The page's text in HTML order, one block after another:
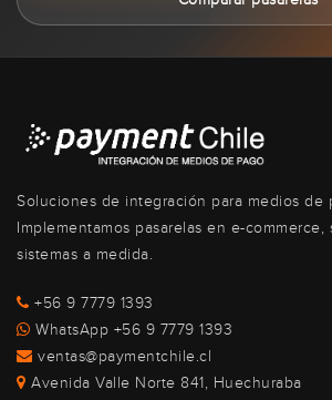
Soluciones de integración para medios de
Implementamos pasarelas en e-commerce,
sistemas a medida.
+56 9 7779 1393
WhatsApp +56 9 7779 1393
ventas@paymentchile.cl
Avenida Valle Norte 841, Huechuraba